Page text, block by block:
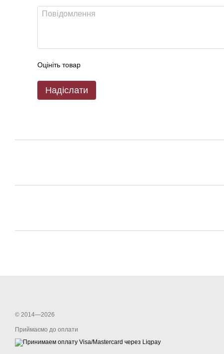
Оцініть товар
Надіслати
© 2014—2026
Приймаємо до оплати